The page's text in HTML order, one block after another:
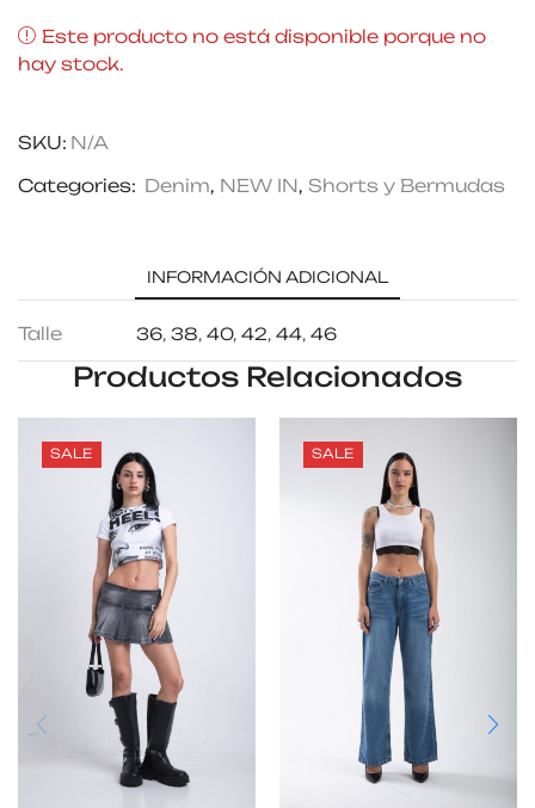
Este producto no está disponible porque no
hay stock.
SKU: N/A
Categories: Denim, NEW IN, Shorts y Bermudas
INFORMACIÓN ADICIONAL
Talle 36, 38, 40, 42, 44, 46
Productos Relacionados
SALE SALE